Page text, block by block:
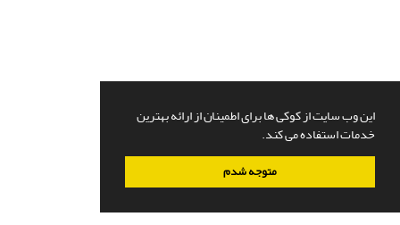
این وب سایت از کوکی ها برای اطمینان از ارائه بهترین
خدمات استفاده می کند.
متوجه شدم